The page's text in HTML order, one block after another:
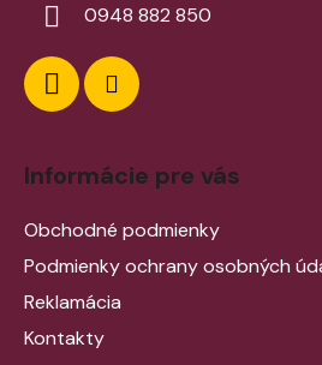
0948 882 850
Informácie pre vás
Obchodné podmienky
Podmienky ochrany osobných
Reklamácia
Kontakty